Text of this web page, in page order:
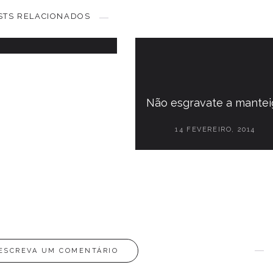
RELACIONADOS
Não esgravate a
14 FEVEREIRO, 2014
ESCREVA UM COMENTÁRIO